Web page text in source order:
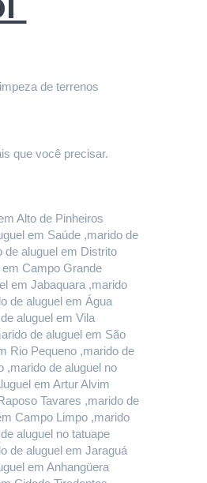
de terrenos
que você precisar.
Alto de Pinheiros
em Saúde ,marido de
de aluguel em Distrito
Campo Grande
em Jabaquara ,marido
de aluguel em Água
aluguel em Vila
de aluguel em São
Rio Pequeno ,marido de
,marido de aluguel no
em Artur Alvim
Tavares ,marido de
Campo Limpo ,marido
aluguel no tatuape
de aluguel em Jaraguá
em Anhangüera